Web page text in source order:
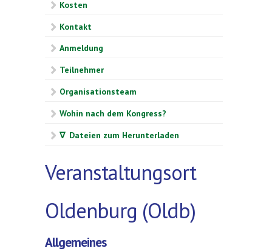
Kosten
Kontakt
Anmeldung
Teilnehmer
Organisationsteam
Wohin nach dem Kongress?
∇ Dateien zum Herunterladen
Veranstaltungsort
Oldenburg (Oldb)
Allgemeines